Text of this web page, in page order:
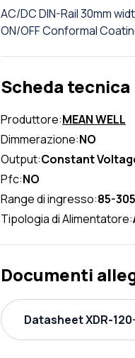
AC/DC DIN-Rail 30mm
ON/OFF Conformal
Scheda tecnica
Produttore:MEAN WELL
Dimmerazione:NO
Output:Constant
Pfc:NO
Range di ingresso:85-
Tipologia di Alimentatore:
Documenti
Datasheet XDR-